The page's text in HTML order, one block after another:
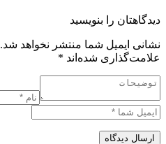
دیدگاهتان را بنویسید
نشانی ایمیل شما منتشر نخواهد شد.
علامت‌گذاری شده‌اند *
ارسال دیدگاه